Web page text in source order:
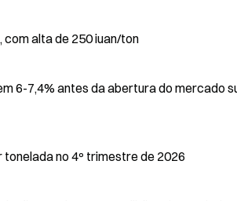
com alta de 250 iuan/ton
6-7,4% antes da abertura do mercado
tonelada no 4º trimestre de 2026